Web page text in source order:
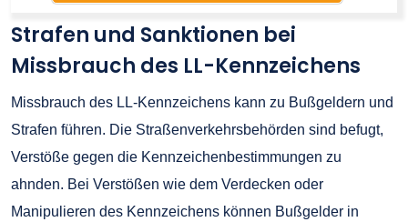
Strafen und Sanktionen bei
Missbrauch des LL-Kennzeichens
Missbrauch des LL-Kennzeichens kann zu Bußgeldern und
Strafen führen. Die Straßenverkehrsbehörden sind befugt,
Verstöße gegen die Kennzeichenbestimmungen zu
ahnden. Bei Verstößen wie dem Verdecken oder
Manipulieren des Kennzeichens können Bußgelder in